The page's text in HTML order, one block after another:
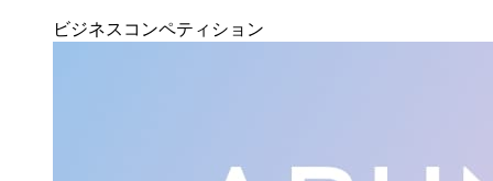
ビジネスコンペティション